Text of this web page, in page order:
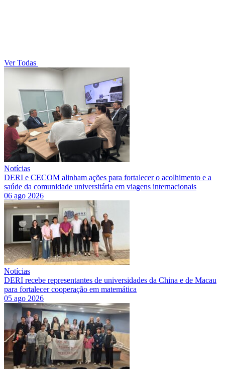
Ver Todas
Notícias
DERI e CECOM alinham ações para fortalecer o acolhimento e a
saúde da comunidade universitária em viagens internacionais
06 ago 2026
Notícias
DERI recebe representantes de universidades da China e de Macau
para fortalecer cooperação em matemática
05 ago 2026